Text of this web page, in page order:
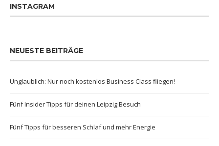
INSTAGRAM
NEUESTE BEITRÄGE
Unglaublich: Nur noch kostenlos Business Class fliegen!
Fünf Insider Tipps für deinen Leipzig Besuch
Fünf Tipps für besseren Schlaf und mehr Energie